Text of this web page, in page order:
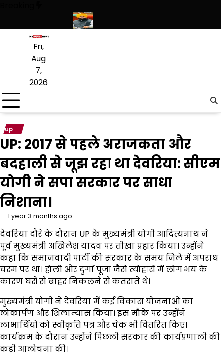
content
Fri,
Aug
7,
2026
up
UP: 2017 से पहले अराजकता और
बदहाली से जूझ रहा था देवरिया: सीएम
योगी ने सपा सरकार पर साधा
निशाना।
1 year 3 months ago
देवरिया दौरे के दौरान UP के मुख्यमंत्री योगी आदित्यनाथ ने
पूर्व मुख्यमंत्री अखिलेश यादव पर तीखा प्रहार किया। उन्होंने
कहा कि समाजवादी पार्टी की सरकार के समय जिले में अपराध
चरम पर था। होली और दुर्गा पूजा जैसे त्योहारों में लोग भय के
कारण घरों से बाहर निकलने से कतराते थे।
मुख्यमंत्री योगी ने देवरिया में कई विकास योजनाओं का
लोकार्पण और शिलान्यास किया। इस मौके पर उन्होंने
लाभार्थियों को स्वीकृति पत्र और चेक भी वितरित किए।
कार्यक्रम के दौरान उन्होंने पिछली सरकार की कार्यप्रणाली की
कड़ी आलोचना की।